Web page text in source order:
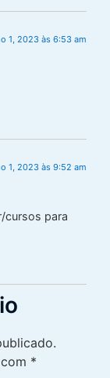
1, 2023 às 6:53 am
1, 2023 às 9:52 am
cursos para
*